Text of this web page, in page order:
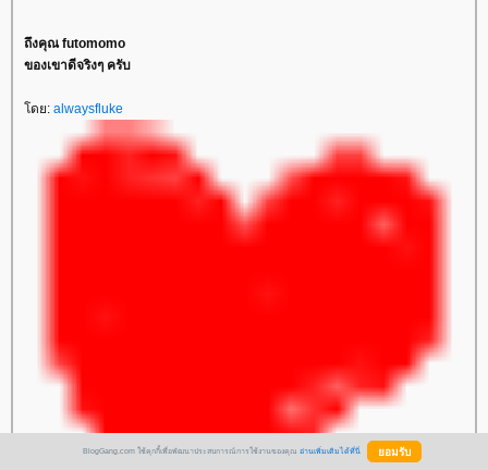
ถึงคุณ futomomo
ของเขาดีจริงๆ ครับ
ดย: alwaysfluke
BlogGang.com ใช้คุกกี้เพื่อพัฒนาประสบการณ์การใช้งานของคุณ อ่านเพิ่มเติมได้ที่นี่